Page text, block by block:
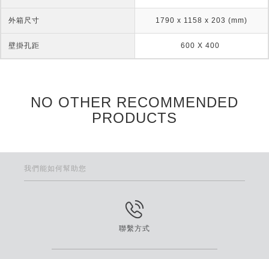
外箱尺寸 1790 x 1158 x 203 (mm)
壁掛孔距 600 X 400
NO OTHER RECOMMENDED
PRODUCTS
我們能如何幫助您
聯繫方式